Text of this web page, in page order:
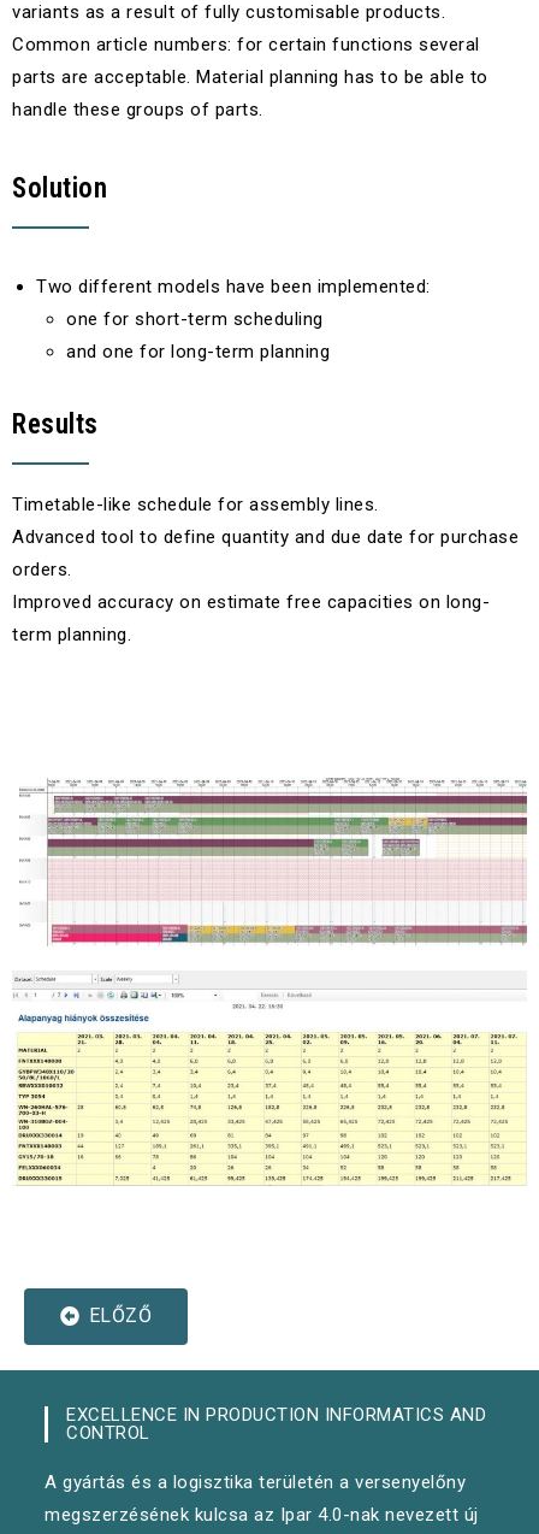
variants as a result of fully customisable products.
Common article numbers: for certain functions several
parts are acceptable. Material planning has to be able to
handle these groups of parts.
Solution
Two different models have been implemented:
one for short-term scheduling
and one for long-term planning
Results
Timetable-like schedule for assembly lines.
Advanced tool to define quantity and due date for purchase
orders.
Improved accuracy on estimate free capacities on long-
term planning.
ELŐZŐ
EXCELLENCE IN PRODUCTION INFORMATICS AND
CONTROL
A gyártás és a logisztika területén a versenyelőny
megszerzésének kulcsa az Ipar 4.0-nak nevezett új